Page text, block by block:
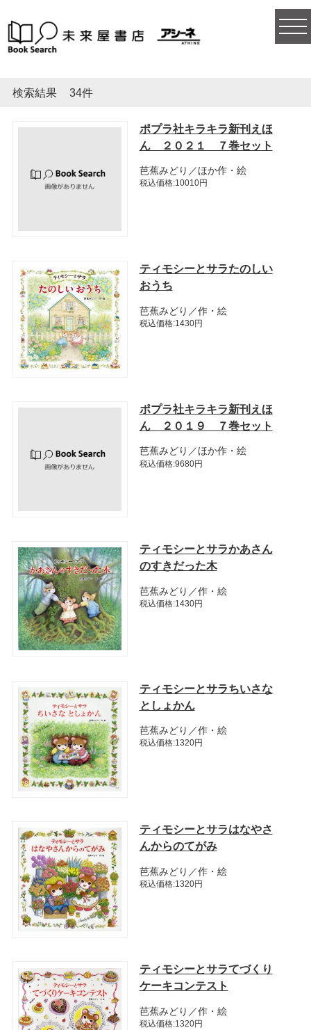
検索結果 34件
ポプラ社キラキラ新刊えほ
ん ２０２１ ７巻セット
芭蕉みどり／ほか作・絵
税込価格:10010円
ティモシーとサラたのしい
おうち
芭蕉みどり／作・絵
税込価格:1430円
ポプラ社キラキラ新刊えほ
ん ２０１９ ７巻セット
芭蕉みどり／ほか作・絵
税込価格:9680円
ティモシーとサラかあさん
のすきだった木
芭蕉みどり／作・絵
税込価格:1430円
ティモシーとサラちいさな
としょかん
芭蕉みどり／作・絵
税込価格:1320円
ティモシーとサラはなやさ
んからのてがみ
芭蕉みどり／作・絵
税込価格:1320円
ティモシーとサラてづくり
ケーキコンテスト
芭蕉みどり／作・絵
税込価格:1320円